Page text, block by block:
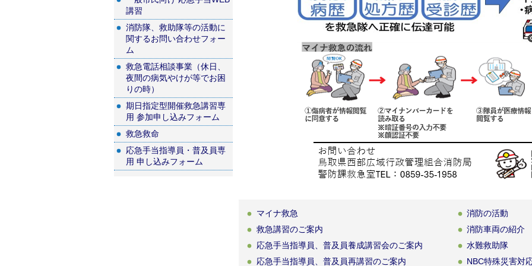
講習
消防隊、救助隊等の活動に
関するお問い合わせフォー
ム
救急電話相談事業（休日、
夜間の病気やけが等でお困
りの時）
期日指定型開催救急講習専
用 参加申し込みフォーム
救急救命
応急手当指導員・普及員専
用 申し込みフォーム
マイナ救急
消防の活動
救急講習のご案内
消防車両の紹介
応急手当指導員、普及員養成講習会のご案内
水難救助隊
応急手当指導員、普及員再講習のご案内
NBC特殊災害対